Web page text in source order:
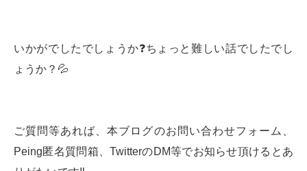
いかがでしたでしょうか❓ちょっと難しい話でしたでし
ょうか？💦
ご質問等あれば、本ブログのお問い合わせフォーム、
Peing匿名質問箱、TwitterのDM等でお知らせ頂けるとあ